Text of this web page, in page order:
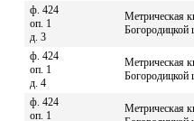
ф. 424
оп. 1
д. 3
Метрическая
Богородицкой
ф. 424
оп. 1
д. 4
Метрическая
Богородицкой
ф. 424
оп. 1
Метрическая